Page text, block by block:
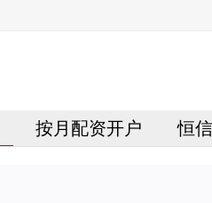
按月配资开户 恒